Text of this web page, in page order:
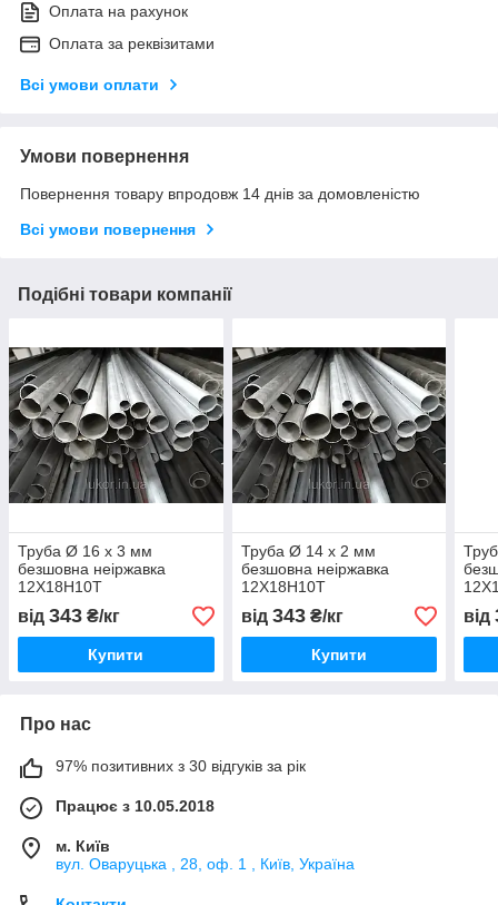
Оплата на рахунок
Оплата за реквізитами
Всі умови оплати
Умови повернення
Повернення товару впродовж 14 днів за домовленістю
Всі умови повернення
Подібні товари компанії
Труба Ø 16 х 3 мм
безшовна неіржавка
12Х18Н10Т
від 343 ₴/кг
Купити
Труба Ø 14 х 2 мм
безшовна неіржавка
12Х18Н10Т
від 343₴/кг
Купити
від
Про нас
97% позитивних з 30 відгуків за рік
Працює з 10.05.2018
м. Київ
вул. Оваруцька , 28, оф. 1 , Київ, Україна